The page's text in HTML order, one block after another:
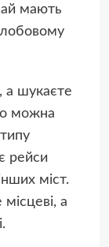
мають
шукаєте
можна
рейси
міст.
а